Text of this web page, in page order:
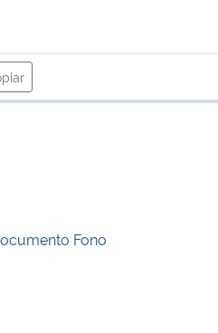
área de transferência
Fono